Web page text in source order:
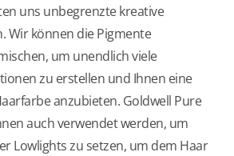
uns unbegrenzte kreative
Wir können die Pigmente
um unendlich viele
zu erstellen und Ihnen eine
anzubieten. Goldwell Pure
auch verwendet werden, um
Lowlights zu setzen, um dem Haar